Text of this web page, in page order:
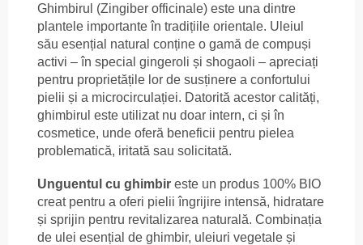
Ghimbirul (Zingiber officinale) este una dintre
plantele importante în tradițiile orientale. Uleiul
său esențial natural conține o gamă de compuși
activi – în special gingeroli și shogaoli – apreciați
pentru proprietățile lor de susținere a confortului
pielii și a microcirculației. Datorită acestor calități,
ghimbirul este utilizat nu doar intern, ci și în
cosmetice, unde oferă beneficii pentru pielea
problematică, iritată sau solicitată.
Unguentul cu ghimbir este un produs 100% BIO
creat pentru a oferi pielii îngrijire intensă, hidratare
și sprijin pentru revitalizarea naturală. Combinația
de ulei esențial de ghimbir, uleiuri vegetale și